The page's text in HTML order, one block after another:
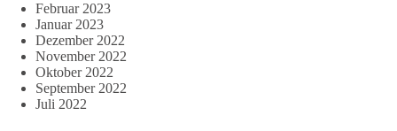
Februar 2023
Januar 2023
Dezember 2022
November 2022
Oktober 2022
September 2022
Juli 2022